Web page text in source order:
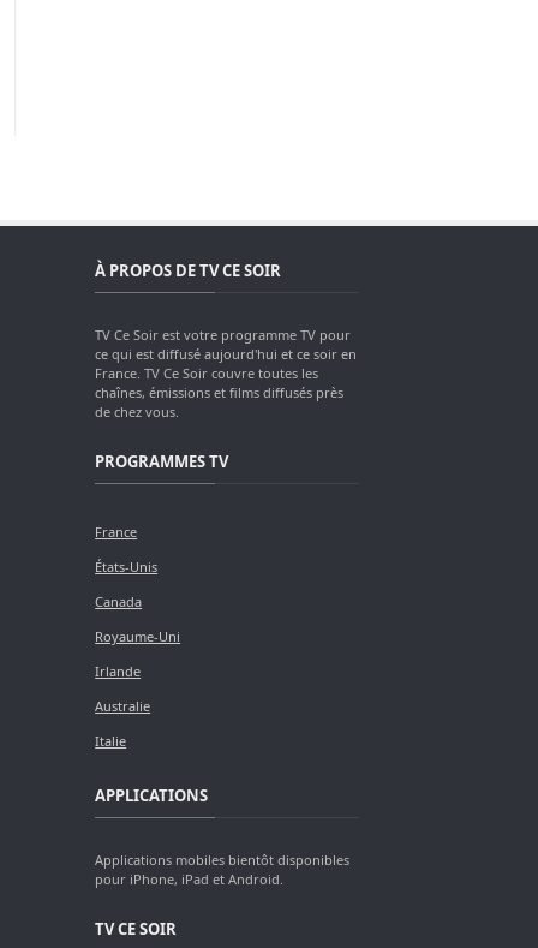
À PROPOS DE TV CE SOIR
TV Ce Soir est votre programme TV pour
ce qui est diffusé aujourd'hui et ce soir en
France. TV Ce Soir couvre toutes les
chaînes, émissions et films diffusés près
de chez vous.
PROGRAMMES TV
France
États-Unis
Canada
Royaume-Uni
Irlande
Australie
Italie
APPLICATIONS
Applications mobiles bientôt disponibles
pour iPhone, iPad et Android.
TV CE SOIR